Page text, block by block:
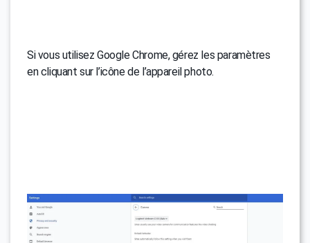
Si vous utilisez Google Chrome, gérez les paramètres
en cliquant sur l’icône de l’appareil photo.